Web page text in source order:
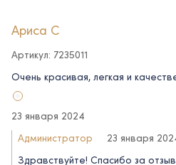
Ариса С
Артикул: 7235011
Очень красивая, легкая и
23 января 2024
Администратор
23 января
Здравствуйте! Спасибо за